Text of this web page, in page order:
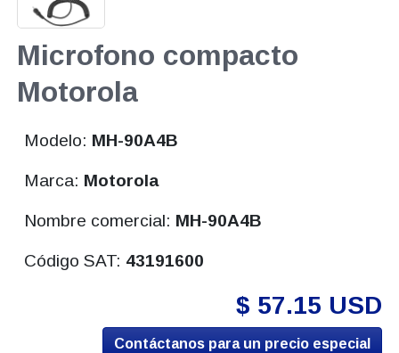
Microfono compacto
Motorola
Modelo: MH-90A4B
Marca: Motorola
Nombre comercial: MH-90A4B
Código SAT: 43191600
$ 57.15 USD
Contáctanos para un precio especial